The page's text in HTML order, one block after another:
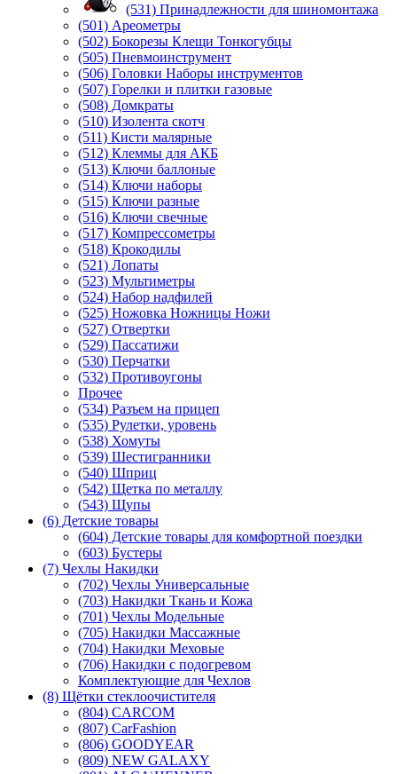
(531) Принадлежности для шиномонтажа
(501) Ареометры
(502) Бокорезы Клещи Тонкогубцы
(505) Пневмоинструмент
(506) Головки Наборы инструментов
(507) Горелки и плитки газовые
(508) Домкраты
(510) Изолента скотч
(511) Кисти малярные
(512) Клеммы для АКБ
(513) Ключи баллоные
(514) Ключи наборы
(515) Ключи разные
(516) Ключи свечные
(517) Компрессометры
(518) Крокодилы
(521) Лопаты
(523) Мультиметры
(524) Набор надфилей
(525) Ножовка Ножницы Ножи
(527) Отвертки
(529) Пассатижи
(530) Перчатки
(532) Противоугоны
Прочее
(534) Разъем на прицеп
(535) Рулетки, уровень
(538) Хомуты
(539) Шестигранники
(540) Шприц
(542) Щетка по металлу
(543) Щупы
(6) Детские товары
(604) Детские товары для комфортной поездки
(603) Бустеры
(7) Чехлы Накидки
(702) Чехлы Универсальные
(703) Накидки Ткань и Кожа
(701) Чехлы Модельные
(705) Накидки Массажные
(704) Накидки Меховые
(706) Накидки с подогревом
Комплектующие для Чехлов
(8) Щётки стеклоочистителя
(804) CARCOM
(807) CarFashion
(806) GOODYEAR
(809) NEW GALAXY